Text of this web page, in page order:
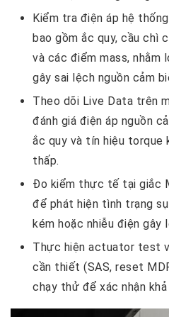
Kiểm tra điện áp hệ
bao gồm ắc quy, cầu chì
và các điểm mass,
gây sai lệch nguồn cảm
Theo dõi Live Data trên
đánh giá điện áp nguồn
ắc quy và tín hiệu torque
thấp.
Đo kiểm thực tế tại giắc
để phát hiện tình trạng
kém hoặc nhiễu điện gây
Thực hiện actuator test
cần thiết (SAS, reset
chạy thử để xác nhận